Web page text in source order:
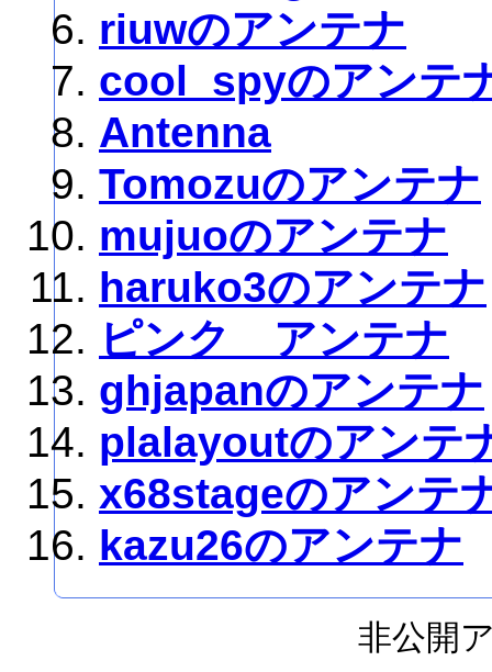
riuwのアンテナ
cool_spyのアンテ
Antenna
Tomozuのアンテナ
mujuoのアンテナ
haruko3のアンテナ
ピンク アンテナ
ghjapanのアンテナ
plalayoutのアンテ
x68stageのアンテ
kazu26のアンテナ
非公開